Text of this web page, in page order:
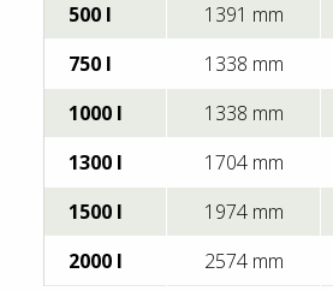
500 l 1391 mm
750 l
1338 mm
1000 l
1338 mm
1300 l
1704 mm
1500 l
1974 mm
2000 l
2574 mm